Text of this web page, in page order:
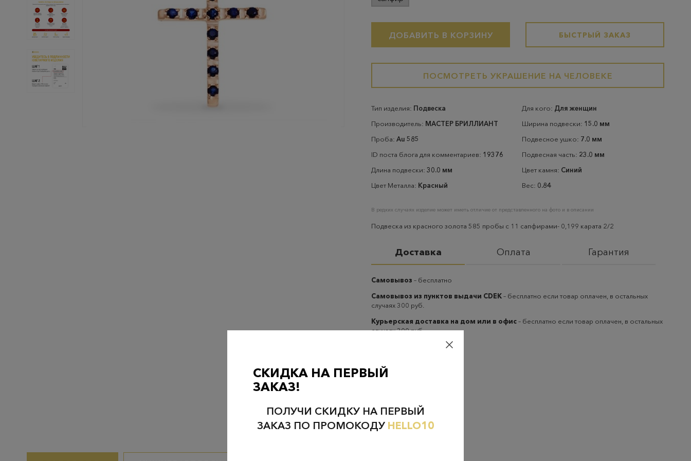
ДОБАВИТЬ В КОРЗИНУ БЫСТРЫЙ ЗАКАЗ
ПОСМОТРЕТЬ УКРАШЕНИЕ НА ЧЕЛОВЕКЕ
Тип изделия: Подвеска
Производитель: МАСТЕР БРИЛЛИАНТ
Проба: Au 585
ID поста блога для комментариев: 19376
Длина подвески: 30.0 мм
Цвет Металла: Красный
Для кого: Для женщин
Ширина подвески: 15.0 мм
Подвесное ушко: 7.0 мм
Подвесная часть: 23.0 мм
Цвет камня: Синий
Вес: 0.84
В редких случаях изделие может иметь отличие от представленного на фото и в описании
Подвеска из красного золота 585 пробы с 11 сапфирами- 0,199 карата 2/2
Доставка Оплата Гарантия
Самовывоз – бесплатно
Самовывоз из пунктов выдачи CDEK– бесплатно если товар оплачен, в остальных
случаях 300 руб.
Курьерская доставка на дом или в офис– бесплатно если товар оплачен, в остальных
случаях 300 руб.
Проверьте наличие в магазинах
СКИДКА НА ПЕРВЫЙ
ЗАКАЗ!
ПОЛУЧИ СКИДКУ НА ПЕРВЫЙ
ЗАКАЗ ПО ПРОМОКОДУ HELLO10